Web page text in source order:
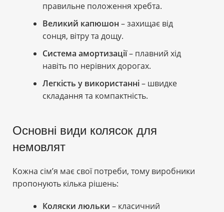
правильне положення хребта.
Великий капюшон – захищає від
сонця, вітру та дощу.
Система амортизації– плавний хід
навіть по нерівних дорогах.
Легкість у використанні– швидке
складання та компактність.
Основні види колясок для
немовлят
Кожна сім’я має свої потреби, тому виробники
пропонують кілька рішень:
Коляски люльки – класичний